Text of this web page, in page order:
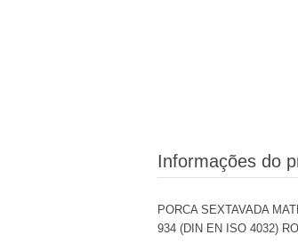
Informações do
PORCA SEXTAVADA
934 (DIN EN ISO 4032)